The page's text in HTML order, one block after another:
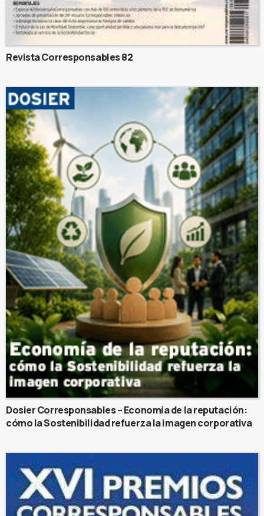
Revista Corresponsables 82
Dosier Corresponsables – Economía de la reputación:
cómo la Sostenibilidad refuerza la imagen corporativa